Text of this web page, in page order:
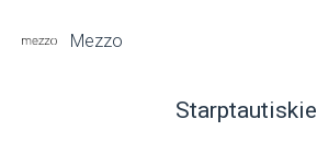
Mezzo
Starptautiskie